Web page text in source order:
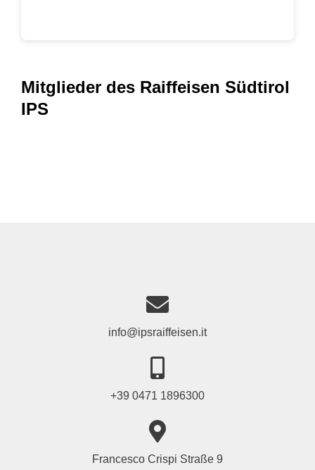
Mitglieder des Raiffeisen Südtirol
IPS
info@ipsraiffeisen.it
+39 0471 1896300
Francesco Crispi Straße 9